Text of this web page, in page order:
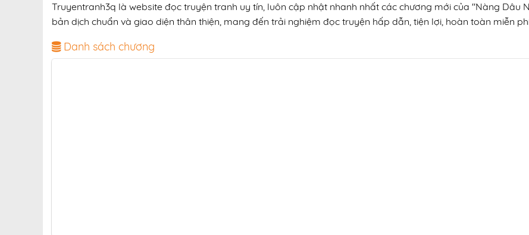
Truyentranh3q là website đọc truyện tranh uy tín, luôn cập nhật nhanh nhất các chương mới của "Nàng Dâu
bản dịch chuẩn và giao diện thân thiện, mang đến trải nghiệm đọc truyện hấp dẫn, tiện lợi, hoàn toàn miễn
Danh sách chương